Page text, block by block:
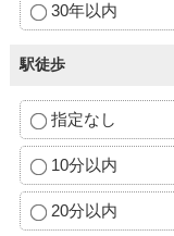
30年以内
駅徒歩
指定なし
10分以内
20分以内